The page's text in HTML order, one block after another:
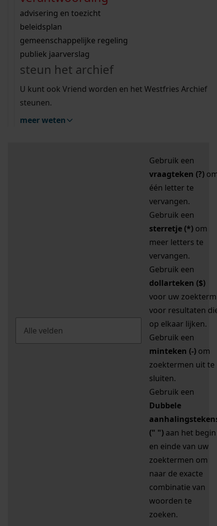
bouwvergunningen
omgevingsvergunningen
vergunningen
beeld en geluid
uitleg nodig?
Wij helpen u op weg met een aantal zoektips.
bekijk alle zoektips
Wij helpen u op weg met een aantal zoektips.
bekijk alle zoektips
bekijk ons geschiedenislokaal
advisering en toezicht
beleidsplan
gemeenschappelijke regeling
publiek jaarverslag
steun het archief
U kunt ook Vriend worden en het Westfries Archief
steunen.
meer weten
zoektips
Mijn Studiezaal (inloggen)
uw zoekopdracht te
Gebruik een
vraagteken (?)
één letter te
vervangen.
Gebruik een
sterretje (*) om
meer letters te
vervangen.
Gebruik een
dollarteken ($)
voor uw zoekterm
voor resultaten
op elkaar lijken.
Gebruik een
minteken (-) om
zoektermen uit te
sluiten.
Gebruik een
Dubbele
(" ") aan het begin
en einde van uw
zoektermen om
naar de exacte
combinatie van
woorden te
zoeken.